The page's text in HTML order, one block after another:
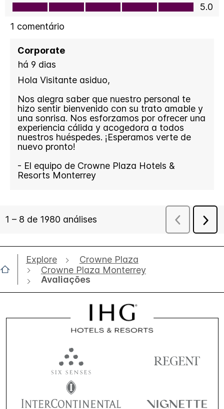
Explore
Crowne Plaza
Crowne Plaza Monterrey
Avaliações